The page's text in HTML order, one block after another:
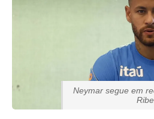
Neymar segue em